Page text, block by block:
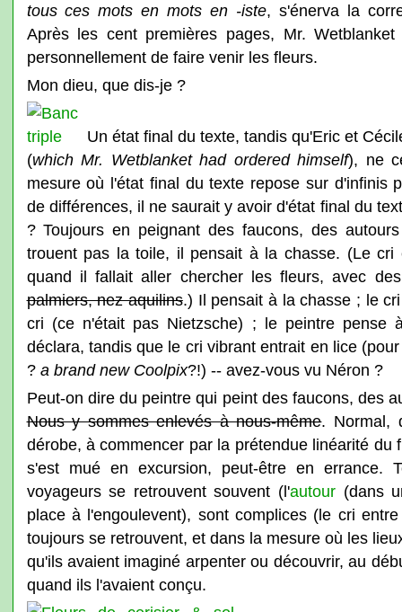
tous ces mots en mots en -iste, s'énerva la
Après les cent premières pages, Mr.
personnellement de faire venir les fleurs.
Mon dieu, que dis-je ?
Un état final du texte, tandis qu'Eric et
(which Mr. Wetblanket had ordered himself), ne
mesure où l'état final du texte repose sur d'infinis
de différences, il ne saurait y avoir d'état final du
? Toujours en peignant des faucons, des
trouent pas la toile, il pensait à la chasse. (Le
quand il fallait aller chercher les fleurs, avec
palmiers, nez aquilins.) Il pensait à la chasse ; le
cri (ce n'était pas Nietzsche) ; le peintre pense
déclara, tandis que le cri vibrant entrait en lice
? a brand new Coolpix?!) -- avez-vous vu Néron ?
Peut-on dire du peintre qui peint des faucons, des
Nous y sommes enlevés à nous-même. Normal,
dérobe, à commencer par la prétendue linéarité du
s'est mué en excursion, peut-être en errance.
voyageurs se retrouvent souvent (l'autour (dans
place à l'engoulevent), sont complices (le cri
toujours se retrouvent, et dans la mesure où les
qu'ils avaient imaginé arpenter ou découvrir, au
quand ils l'avaient conçu.